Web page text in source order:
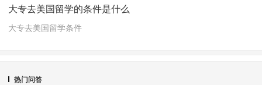
大专去美国留学的条件是什么
大专去美国留学条件
热门问答